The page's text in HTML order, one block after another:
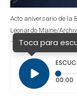
Acto aniversario de la
Leonardo Maine/
Toca para
00:00